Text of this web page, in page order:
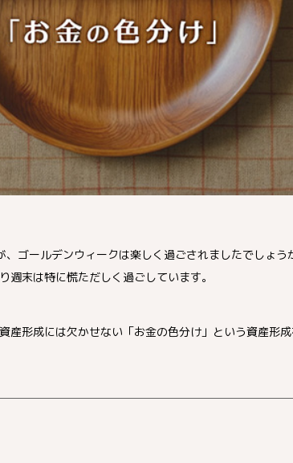
ゴールデンウィークは楽しく過ごされましたでしょ
末は特に慌ただしく過ごしています。
産形成には欠かせない「お金の色分け」という資産形